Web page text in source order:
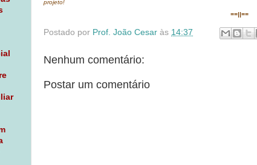
projeto!
==||==
Postado por Prof. João Cesar às 14:37
Nenhum comentário:
Postar um comentário